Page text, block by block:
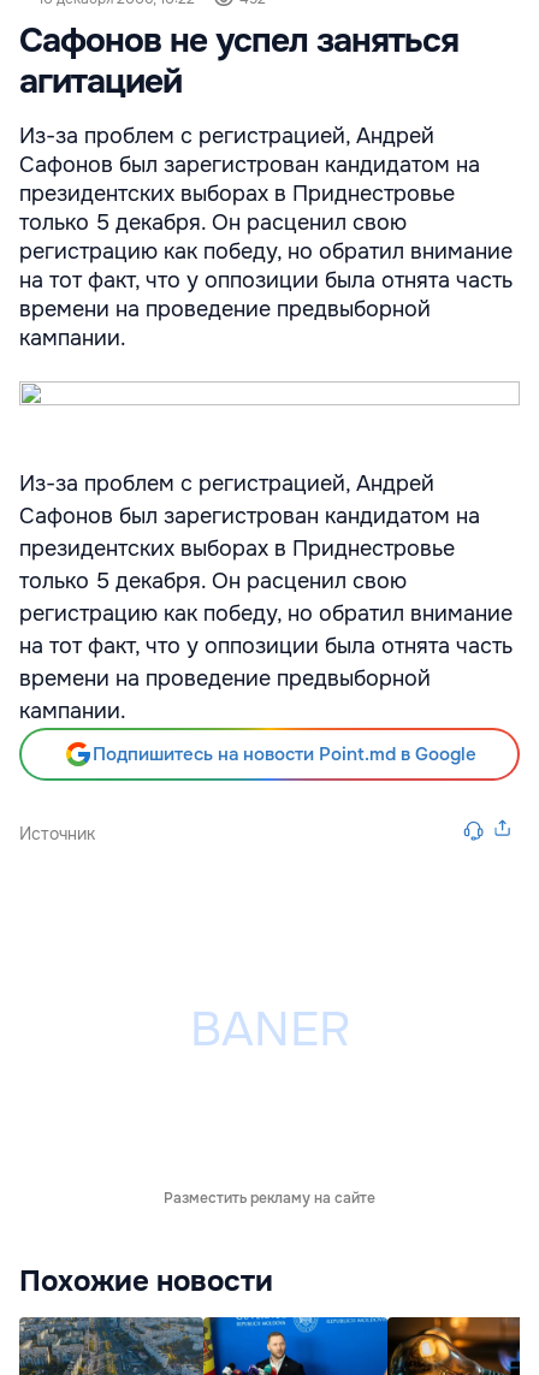
Сафонов не успел заняться
агитацией
Из-за проблем с регистрацией, Андрей
Сафонов был зарегистрован кандидатом на
президентских выборах в Приднестровье
только 5 декабря. Он расценил свою
регистрацию как победу, но обратил внимание
на тот факт, что у оппозиции была отнята часть
времени на проведение предвыборной
кампании.
Из-за проблем с регистрацией, Андрей
Сафонов был зарегистрован кандидатом на
президентских выборах в Приднестровье
только 5 декабря. Он расценил свою
регистрацию как победу, но обратил внимание
на тот факт, что у оппозиции была отнята часть
времени на проведение предвыборной
кампании.
Подпишитесь на новости Point.md в Google
Источник
Разместить рекламу на сайте
Похожие новости